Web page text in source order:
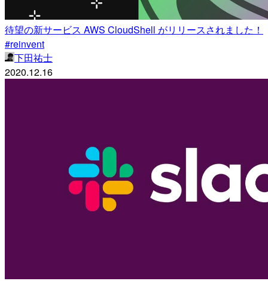
待望の新サービス AWS CloudShell がリリースされました！
#reinvent
下田祐士
2020.12.16